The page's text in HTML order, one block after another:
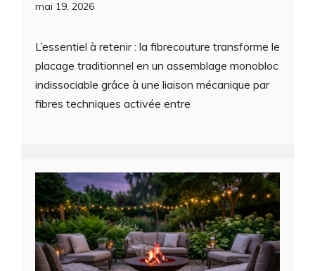
mai 19, 2026
L’essentiel à retenir : la fibrecouture transforme le
placage traditionnel en un assemblage monobloc
indissociable grâce à une liaison mécanique par
fibres techniques activée entre